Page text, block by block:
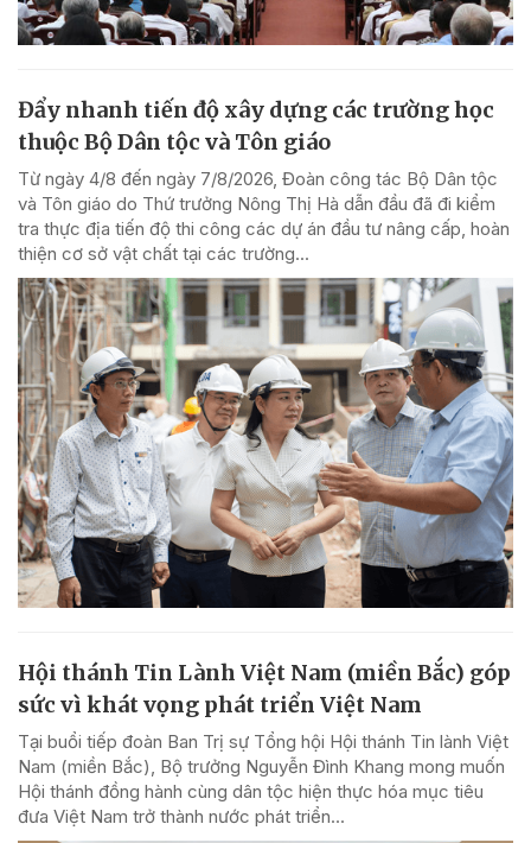
Đẩy nhanh tiến độ xây dựng các trường học
thuộc Bộ Dân tộc và Tôn giáo
Từ ngày 4/8 đến ngày 7/8/2026, Đoàn công tác Bộ Dân tộc
và Tôn giáo do Thứ trưởng Nông Thị Hà dẫn đầu đã đi kiểm
tra thực địa tiến độ thi công các dự án đầu tư nâng cấp, hoàn
thiện cơ sở vật chất tại các trường...
Hội thánh Tin Lành Việt Nam (miền Bắc) góp
sức vì khát vọng phát triển Việt Nam
Tại buổi tiếp đoàn Ban Trị sự Tổng hội Hội thánh Tin lành Việt
Nam (miền Bắc), Bộ trưởng Nguyễn Đình Khang mong muốn
Hội thánh đồng hành cùng dân tộc hiện thực hóa mục tiêu
đưa Việt Nam trở thành nước phát triển...